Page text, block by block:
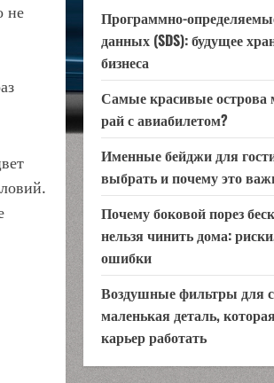
не
Программно-
данных (SDS): будущее
бизнеса
Самые красивые острова
рай с авиабилетом?
Именные бейджи для
выбрать и почему это
Почему боковой порез
нельзя чинить дома:
ошибки
Воздушные фильтры для
маленькая деталь,
карьер работать